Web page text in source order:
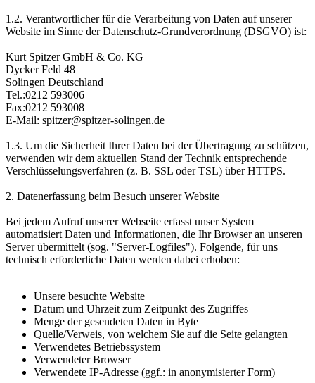
1.2. Verantwortlicher für die Verarbeitung von Daten auf unserer
Website im Sinne der Datenschutz-Grundverordnung (DSGVO) ist:
Kurt Spitzer GmbH & Co. KG
Dycker Feld 48
Solingen Deutschland
Tel.:0212 593006
Fax:0212 593008
E-Mail: spitzer@spitzer-solingen.de
1.3. Um die Sicherheit Ihrer Daten bei der Übertragung zu schützen,
verwenden wir dem aktuellen Stand der Technik entsprechende
Verschlüsselungsverfahren (z. B. SSL oder TSL) über HTTPS.
2. Datenerfassung beim Besuch unserer Website
Bei jedem Aufruf unserer Webseite erfasst unser System
automatisiert Daten und Informationen, die Ihr Browser an unseren
Server übermittelt (sog. "Server-Logfiles"). Folgende, für uns
technisch erforderliche Daten werden dabei erhoben:
Unsere besuchte Website
Datum und Uhrzeit zum Zeitpunkt des Zugriffes
Menge der gesendeten Daten in Byte
Quelle/Verweis, von welchem Sie auf die Seite gelangten
Verwendetes Betriebssystem
Verwendeter Browser
Verwendete IP-Adresse (ggf.: in anonymisierter Form)